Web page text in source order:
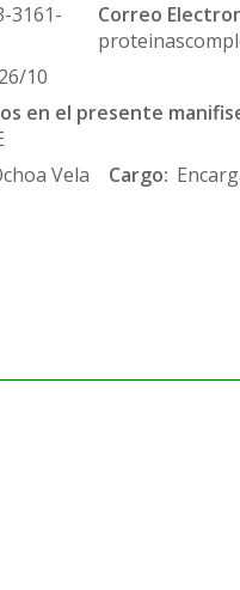
3161-
Correo
10
en el presente
Vela Cargo: